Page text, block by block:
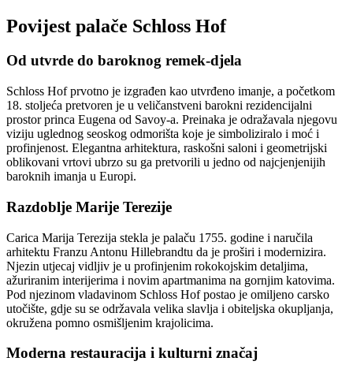
Povijest palače Schloss Hof
Od utvrde do baroknog remek-djela
Schloss Hof prvotno je izgrađen kao utvrđeno imanje, a početkom
18. stoljeća pretvoren je u veličanstveni barokni rezidencijalni
prostor princa Eugena od Savoy-a. Preinaka je odražavala njegovu
viziju uglednog seoskog odmorišta koje je simboliziralo i moć i
profinjenost. Elegantna arhitektura, raskošni saloni i geometrijski
oblikovani vrtovi ubrzo su ga pretvorili u jedno od najcjenjenijih
baroknih imanja u Europi.
Razdoblje Marije Terezije
Carica Marija Terezija stekla je palaču 1755. godine i naručila
arhitektu Franzu Antonu Hillebrandtu da je proširi i modernizira.
Njezin utjecaj vidljiv je u profinjenim rokokojskim detaljima,
ažuriranim interijerima i novim apartmanima na gornjim katovima.
Pod njezinom vladavinom Schloss Hof postao je omiljeno carsko
utočište, gdje su se održavala velika slavlja i obiteljska okupljanja,
okružena pomno osmišljenim krajolicima.
Moderna restauracija i kulturni značaj